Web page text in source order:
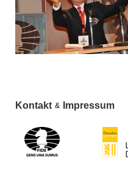
Kontakt & Impressum